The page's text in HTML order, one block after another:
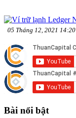
05 Tháng 12, 2021 14:20
Bài nổi bật